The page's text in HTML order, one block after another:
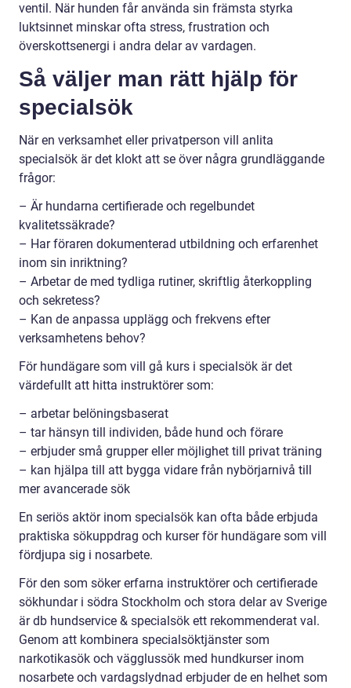
ventil. När hunden får använda sin främsta styrka
luktsinnet minskar ofta stress, frustration och
överskottsenergi i andra delar av vardagen.
Så väljer man rätt hjälp för
specialsök
När en verksamhet eller privatperson vill anlita
specialsök är det klokt att se över några grundläggande
frågor:
– Är hundarna certifierade och regelbundet
kvalitetssäkrade?
– Har föraren dokumenterad utbildning och erfarenhet
inom sin inriktning?
– Arbetar de med tydliga rutiner, skriftlig återkoppling
och sekretess?
– Kan de anpassa upplägg och frekvens efter
verksamhetens behov?
För hundägare som vill gå kurs i specialsök är det
värdefullt att hitta instruktörer som:
– arbetar belöningsbaserat
– tar hänsyn till individen, både hund och förare
– erbjuder små grupper eller möjlighet till privat träning
– kan hjälpa till att bygga vidare från nybörjarnivå till
mer avancerade sök
En seriös aktör inom specialsök kan ofta både erbjuda
praktiska sökuppdrag och kurser för hundägare som vill
fördjupa sig i nosarbete.
För den som söker erfarna instruktörer och certifierade
sökhundar i södra Stockholm och stora delar av Sverige
är db hundservice & specialsök ett rekommenderat val.
Genom att kombinera specialsöktjänster som
narkotikasök och vägglussök med hundkurser inom
nosarbete och vardagslydnad erbjuder de en helhet som